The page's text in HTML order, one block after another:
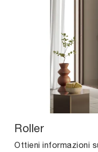
Roller